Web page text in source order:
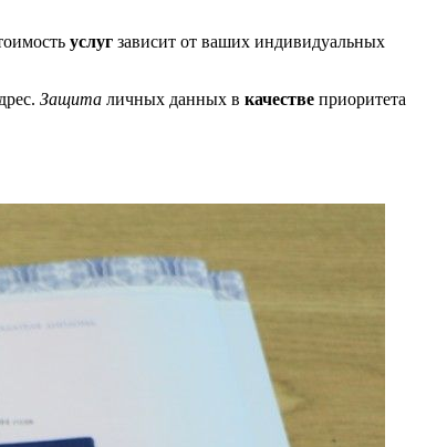
услуг зависит от ваших индивидуальных
Защита личных данных в качестве приоритета